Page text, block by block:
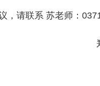
，请联系 苏老师：